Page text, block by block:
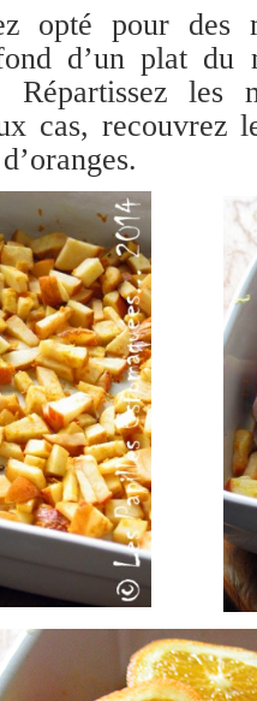
opté pour des
d’un plat du
Répartissez les
cas, recouvrez